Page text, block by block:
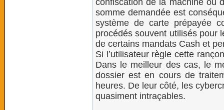
confiscation de la machine ou
somme demandée est
système de carte prépayée
procédés souvent utilisés pour
de certains mandats Cash et
Si l’utilisateur règle cette
Dans le meilleur des cas, le
dossier est en cours de
heures. De leur côté, les
quasiment intraçables.